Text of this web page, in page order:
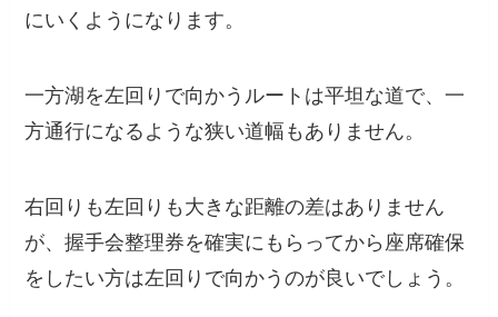
にいくようになります。
一方湖を左回りで向かうルートは平坦な道で、一
方通行になるような狭い道幅もありません。
右回りも左回りも大きな距離の差はありません
が、握手会整理券を確実にもらってから座席確保
をしたい方は左回りで向かうのが良いでしょう。